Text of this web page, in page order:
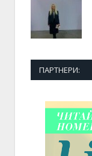
ПАРТНЕРИ: